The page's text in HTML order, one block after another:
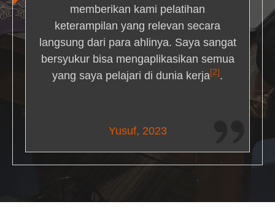
memberikan kami pelatihan
keterampilan yang relevan secara
langsung dari para ahlinya. Saya sangat
bersyukur bisa mengaplikasikan semua
yang saya pelajari di dunia kerja[2] .
Yusuf, 2023